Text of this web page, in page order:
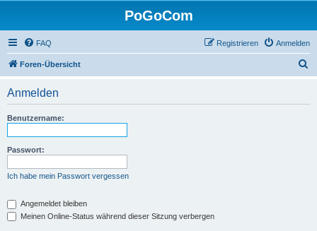
PoGoCom
FAQ Anmelden
Registrieren
Foren-Übersicht
Anmelden
Benutzername:
Passwort:
Ich habe mein Passwort vergessen
Angemeldet bleiben
Meinen Online-Status während dieser Sitzung verbergen